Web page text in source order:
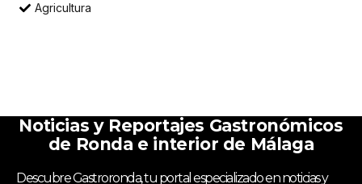
Agricultura
Noticias y Reportajes Gastronómicos
de Ronda e interior de Málaga
Descubre Gastroronda, tu portal especializado en noticias y